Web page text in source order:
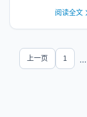
阅读全文
上一页 1 ...